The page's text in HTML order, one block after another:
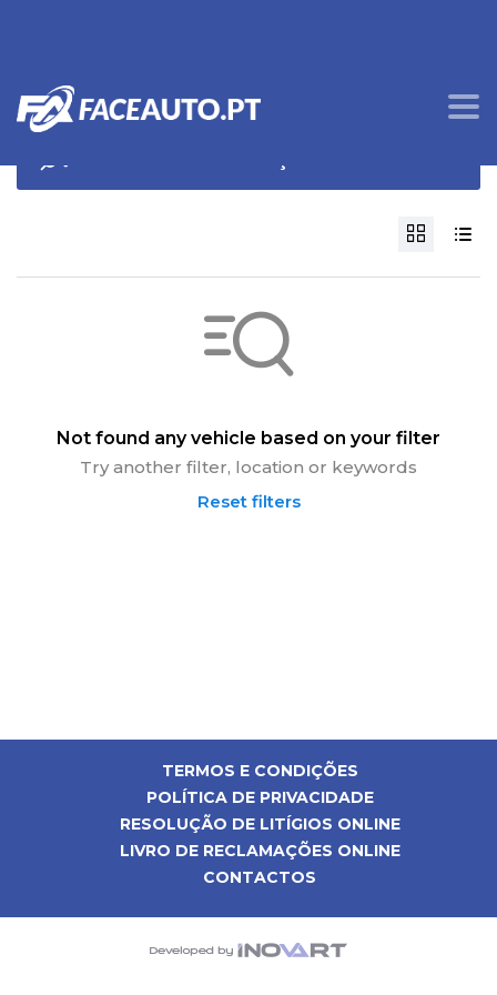
Not found any vehicle based on your filter
Try another filter, location or keywords
Reset filters
TERMOS E CONDIÇÕES
POLÍTICA DE PRIVACIDADE
RESOLUÇÃO DE LITÍGIOS ONLINE
LIVRO DE RECLAMAÇÕES ONLINE
CONTACTOS